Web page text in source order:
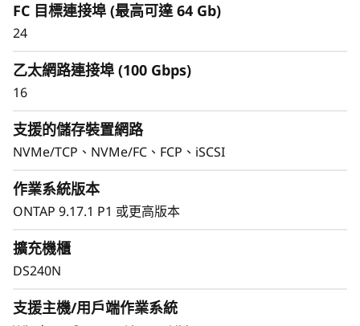
保持資料可用性與安全性，提供業界領先的資料保
護技術
資料安全是任何組織的優先關注點。透過確保關鍵
資料持續可用、受保護且安全，降低營運風險並強
FC 目標連接埠 (最高可達 64 Gb)
24
乙太網路連接埠 (100 Gbps)
16
支援的儲存裝置網路
NVMe/TCP、NVMe/FC、FCP、iSCSI
作業系統版本
ONTAP 9.17.1 P1 或更高版本
擴充機櫃
DS240N
支援主機/用戶端作業系統